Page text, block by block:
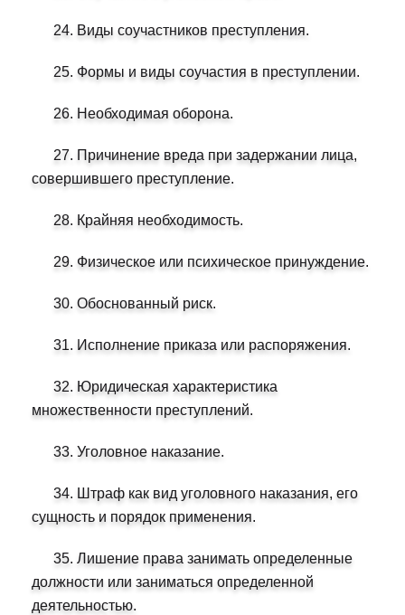
24. Виды соучастников преступления.
25. Формы и виды соучастия в преступлении.
26. Необходимая оборона.
27. Причинение вреда при задержании лица,
совершившего преступление.
28. Крайняя необходимость.
29. Физическое или психическое принуждение.
30. Обоснованный риск.
31. Исполнение приказа или распоряжения.
32. Юридическая характеристика
множественности преступлений.
33. Уголовное наказание.
34. Штраф как вид уголовного наказания, его
сущность и порядок применения.
35. Лишение права занимать определенные
должности или заниматься определенной
деятельностью.